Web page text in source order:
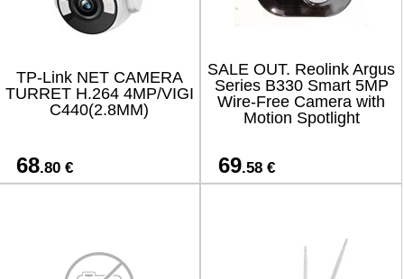
TP-Link NET CAMERA
TURRET H.264 4MP/VIGI
C440(2.8MM)
68.80 €
SALE OUT. Reolink Argus
Series B330 Smart 5MP
Wire-Free Camera with
Motion Spotlight
69.58 €